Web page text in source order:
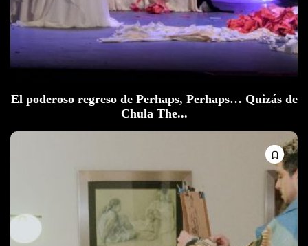
El poderoso regreso de Perhaps, Perhaps… Quizás de
Chula The...